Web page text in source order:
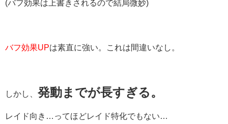
(バフ効果は上書きされるので結局微妙)
バフ効果UPは素直に強い。これは間違いなし。
しかし、 発動までが長すぎる。
レイド向き…ってほどレイド特化でもない…